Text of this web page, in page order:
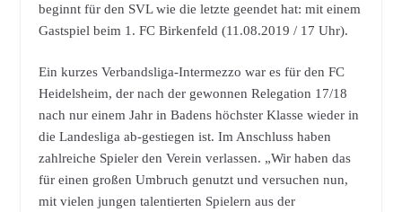
beginnt für den SVL wie die letzte geendet hat: mit einem
Gastspiel beim 1. FC Birkenfeld (11.08.2019 / 17 Uhr).
Ein kurzes Verbandsliga-Intermezzo war es für den FC
Heidelsheim, der nach der gewonnen Relegation 17/18
nach nur einem Jahr in Badens höchster Klasse wieder in
die Landesliga ab-gestiegen ist. Im Anschluss haben
zahlreiche Spieler den Verein verlassen. „Wir haben das
für einen großen Umbruch genutzt und versuchen nun,
mit vielen jungen talentierten Spielern aus der